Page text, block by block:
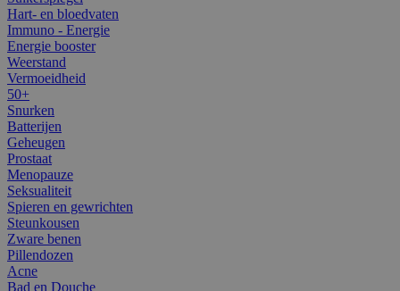
Hart- en bloedvaten
Immuno - Energie
Energie booster
Weerstand
Vermoeidheid
50+
Snurken
Batterijen
Geheugen
Prostaat
Menopauze
Seksualiteit
Spieren en gewrichten
Steunkousen
Zware benen
Pillendozen
Acne
Bad en Douche